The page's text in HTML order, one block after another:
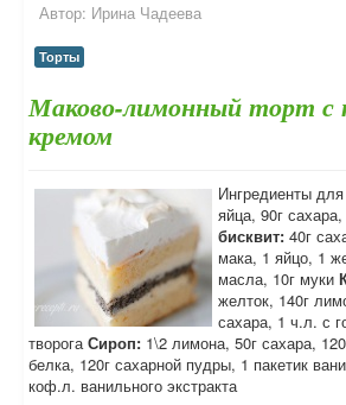
Автор: Ирина Чадеева
Торты
Маково-лимонный торт
кремом
Ингредиенты для
яйца, 90г
бисквит: 40г
мака, 1 яйцо, 1
масла, 10г муки
желток, 140г
сахара, 1 ч.л. с
творогаСироп: 1\2 лимона, 50г сахара,
белка, 120г сахарной пудры, 1 пакетик
коф.л. ванильного экстракта